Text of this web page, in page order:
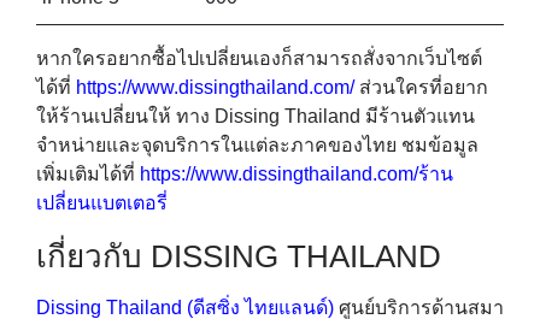
หากใครอยากซื้อไปเปลี่ยนเองก็สามารถสั่งจากเว็บไซต์
ได้ที่ https://www.dissingthailand.com/ส่วนใครที่อยาก
ให้ร้านเปลี่ยนให้ ทาง Dissing Thailand มีร้านตัวแทน
จำหน่ายและจุดบริการในแต่ละภาคของไทย ชมข้อมูล
เพิ่มเติมได้ที่ https://www.dissingthailand.com/ร้าน
เปลี่ยนแบตเตอรี่
เกี่ยวกับ DISSING THAILAND
Dissing Thailand (ดีสซิ่ง ไทยแลนด์) ศูนย์บริการด้านสมา